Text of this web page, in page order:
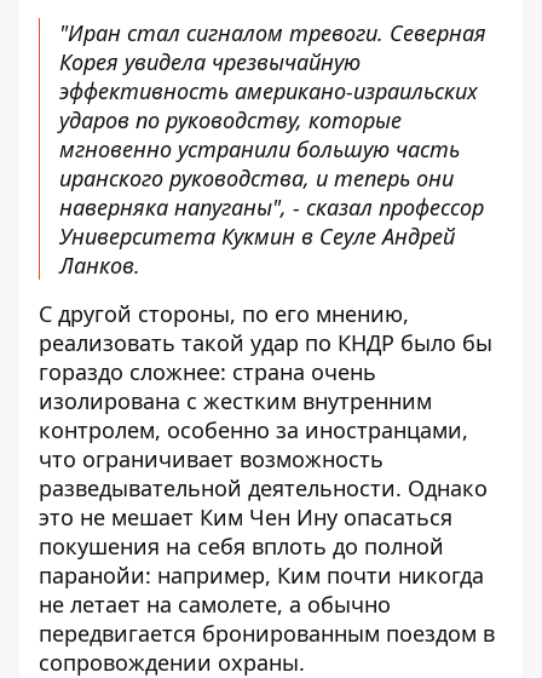
"Иран стал сигналом тревоги. Северная
Корея увидела чрезвычайную
эффективность американо-израильских
ударов по руководству, которые
мгновенно устранили большую часть
иранского руководства, и теперь они
наверняка напуганы", - сказал профессор
Университета Кукмин в Сеуле Андрей
Ланков.
С другой стороны, по его мнению,
реализовать такой удар по КНДР было бы
гораздо сложнее: страна очень
изолирована с жестким внутренним
контролем, особенно за иностранцами,
что ограничивает возможность
разведывательной деятельности. Однако
это не мешает Ким Чен Ину опасаться
покушения на себя вплоть до полной
паранойи: например, Ким почти никогда
не летает на самолете, а обычно
передвигается бронированным поездом в
сопровождении охраны.